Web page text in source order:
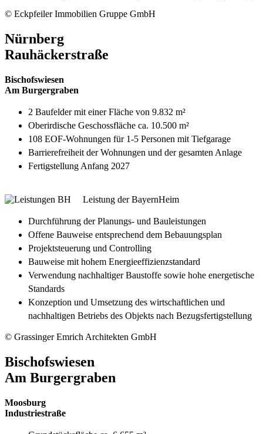
© Eckpfeiler Immobilien Gruppe GmbH
Nürnberg
Rauhäckerstraße
Bischofswiesen
Am Burgergraben
2 Baufelder mit einer Fläche von 9.832 m²
Oberirdische Geschossfläche ca. 10.500 m²
108 EOF-Wohnungen für 1-5 Personen mit Tiefgarage
Barrierefreiheit der Wohnungen und der gesamten Anlage
Fertigstellung Anfang 2027
Leistung der BayernHeim
Durchführung der Planungs- und Bauleistungen
Offene Bauweise entsprechend dem Bebauungsplan
Projektsteuerung und Controlling
Bauweise mit hohem Energieeffizienzstandard
Verwendung nachhaltiger Baustoffe sowie hohe energetische
Standards
Konzeption und Umsetzung des wirtschaftlichen und
nachhaltigen Betriebs des Objekts nach Bezugsfertigstellung
© Grassinger Emrich Architekten GmbH
Bischofswiesen
Am Burgergraben
Moosburg
Industriestraße